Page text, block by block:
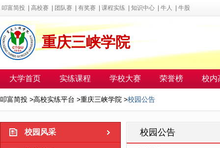
叩富简投 高校赛 团队赛 有奖赛 课程实练 知识中心 牛人 牛股
重庆三峡学院
大学首页 实练课程 学校大赛 荣誉榜 校内
叩富简投 >高校实练平台 >重庆三峡学院 >校园公告
校园风采 校园公告